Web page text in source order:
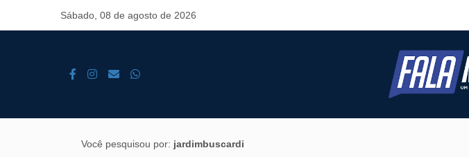
Sábado, 08 de agosto de 2026
Você pesquisou por: jardimbuscardi